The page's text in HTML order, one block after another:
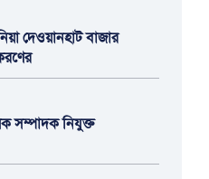
দেওয়ানহাট বাজার
সম্পাদক নিযুক্ত